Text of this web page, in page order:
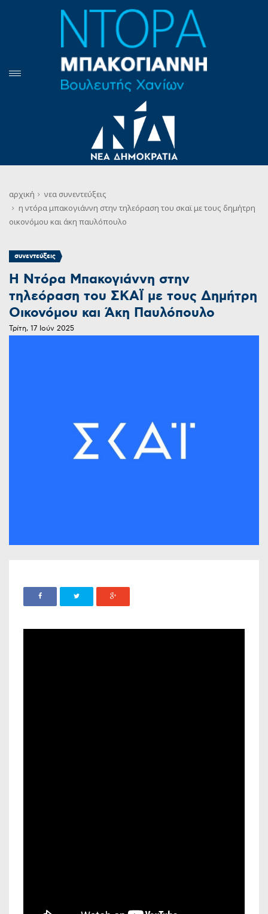
αρχική νεα συνεντεύξεις
η ντόρα μπακογιάννη στην τηλεόραση του σκαϊ με τους δημήτρη
οικονόμου και άκη παυλόπουλο
συνεντεύξεις
Η Ντόρα Μπακογιάννη στην
τηλεόραση του ΣΚΑΪ με τους Δημήτρη
Οικονόμου και Άκη Παυλόπουλο
Τρίτη, 17 Ιούν 2025